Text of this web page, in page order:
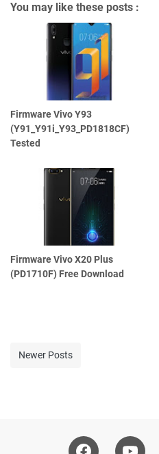
You may like these posts :
Firmware Vivo Y93
(Y91_Y91i_Y93_PD1818CF)
Tested
Firmware Vivo X20 Plus
(PD1710F) Free Download
Newer Posts